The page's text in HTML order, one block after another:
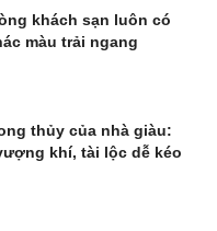
khách sạn luôn có
màu trải ngang
thủy của nhà giàu:
khí, tài lộc dễ kéo